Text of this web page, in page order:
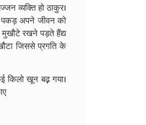
व्यक्ति हो ठाकुर।
पकड़ अपने जीवन को
मुखौटे रखने पड़ते हैंद्य
जिससे प्रगति के
खून बढ़़ गया।